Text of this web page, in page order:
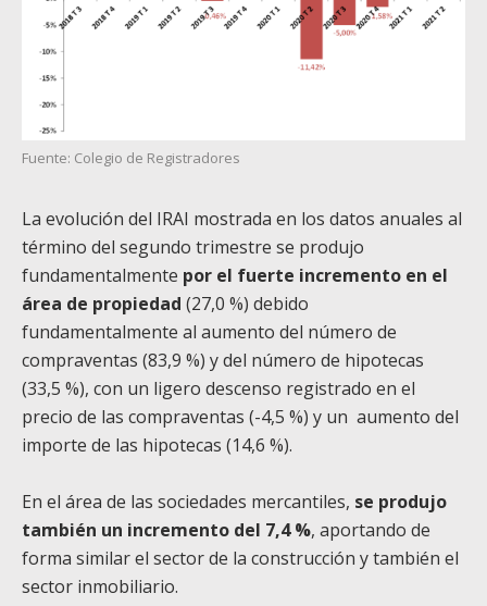
Fuente: Colegio de Registradores
La evolución del IRAI mostrada en los datos anuales al
término del segundo trimestre se produjo
fundamentalmente por el fuerte incremento en el
área de propiedad (27,0 %) debido
fundamentalmente al aumento del número de
compraventas (83,9 %) y del número de hipotecas
(33,5 %), con un ligero descenso registrado en el
precio de las compraventas (-4,5 %) y un aumento del
importe de las hipotecas (14,6 %).
En el área de las sociedades mercantiles, se produjo
también un incremento del 7,4 %, aportando de
forma similar el sector de la construcción y también el
sector inmobiliario.